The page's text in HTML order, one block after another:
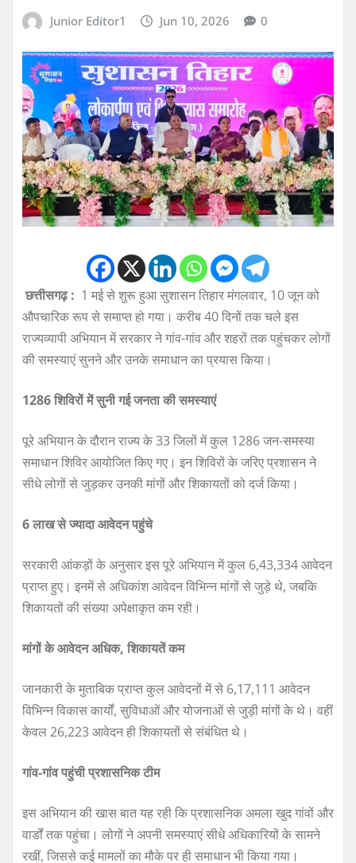
Junior Editor1 Jun 10, 2026 0
छत्तीसगढ़ : 1 मई से शुरू हुआ सुशासन तिहार मंगलवार, 10 जून को
औपचारिक रूप से समाप्त हो गया। करीब 40 दिनों तक चले इस
राज्यव्यापी अभियान में सरकार ने गांव-गांव और शहरों तक पहुंचकर लोगों
की समस्याएं सुनने और उनके समाधान का प्रयास किया।
1286 शिविरों में सुनी गई जनता की समस्याएं
पूरे अभियान के दौरान राज्य के 33 जिलों में कुल 1286 जन-समस्या
समाधान शिविर आयोजित किए गए। इन शिविरों के जरिए प्रशासन ने
सीधे लोगों से जुड़कर उनकी मांगों और शिकायतों को दर्ज किया।
6 लाख से ज्यादा आवेदन पहुंचे
सरकारी आंकड़ों के अनुसार इस पूरे अभियान में कुल 6,43,334 आवेदन
प्राप्त हुए। इनमें से अधिकांश आवेदन विभिन्न मांगों से जुड़े थे, जबकि
शिकायतों की संख्या अपेक्षाकृत कम रही।
मांगों के आवेदन अधिक, शिकायतें कम
जानकारी के मुताबिक प्राप्त कुल आवेदनों में से 6,17,111 आवेदन
विभिन्न विकास कार्यों, सुविधाओं और योजनाओं से जुड़ी मांगों के थे। वहीं
केवल 26,223 आवेदन ही शिकायतों से संबंधित थे।
गांव-गांव पहुंची प्रशासनिक टीम
इस अभियान की खास बात यह रही कि प्रशासनिक अमला खुद गांवों और
वार्डों तक पहुंचा। लोगों ने अपनी समस्याएं सीधे अधिकारियों के सामने
रखीं, जिससे कई मामलों का मौके पर ही समाधान भी किया गया।